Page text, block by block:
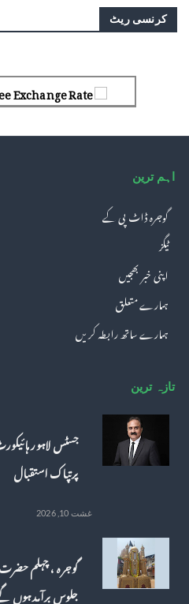
کرنسی ریٹ
Pakistan Rupee Exchange Rate
اہم ترین
گوجرہ ڈاٹ پی کے
ٹیگز
اپنی خبر بھجیں
ہمارے متعلق
ہمارے ساتھ رابطہ کریں
تازہ ترین
پرتپاک استقبال
غشت 10, 2026
گوجرہ ، چہلم
جلوس برآمد ہوں